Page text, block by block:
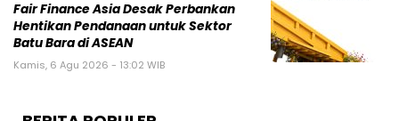
Fair Finance Asia Desak Perbankan
Hentikan Pendanaan untuk Sektor
Batu Bara di ASEAN
Kamis, 6 Agu 2026 - 13:02 WIB